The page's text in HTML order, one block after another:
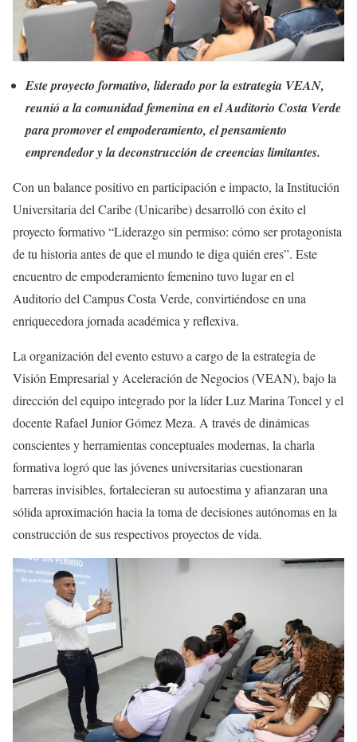
Este proyecto formativo, liderado por la estrategia VEAN,
reunió a la comunidad femenina en el Auditorio Costa Verde
para promover el empoderamiento, el pensamiento
emprendedor y la deconstrucción de creencias limitantes.
Con un balance positivo en participación e impacto, la Institución
Universitaria del Caribe (Unicaribe) desarrolló con éxito el
proyecto formativo “Liderazgo sin permiso: cómo ser protagonista
de tu historia antes de que el mundo te diga quién eres”. Este
encuentro de empoderamiento femenino tuvo lugar en el
Auditorio del Campus Costa Verde, convirtiéndose en una
enriquecedora jornada académica y reflexiva.
La organización del evento estuvo a cargo de la estrategia de
Visión Empresarial y Aceleración de Negocios (VEAN), bajo la
dirección del equipo integrado por la líder Luz Marina Toncel y el
docente Rafael Junior Gómez Meza. A través de dinámicas
conscientes y herramientas conceptuales modernas, la charla
formativa logró que las jóvenes universitarias cuestionaran
barreras invisibles, fortalecieran su autoestima y afianzaran una
sólida aproximación hacia la toma de decisiones autónomas en la
construcción de sus respectivos proyectos de vida.